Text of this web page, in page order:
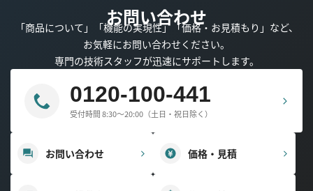
お問い合わせ
「商品について」「機能の実現性」「価格・お見積もり」など、
お気軽にお問い合わせください。
専門の技術スタッフが迅速にサポートします。
0120-100-441
受付時間 8:30～20:00（土日・祝日除く）
お問い合わせ 価格・見積